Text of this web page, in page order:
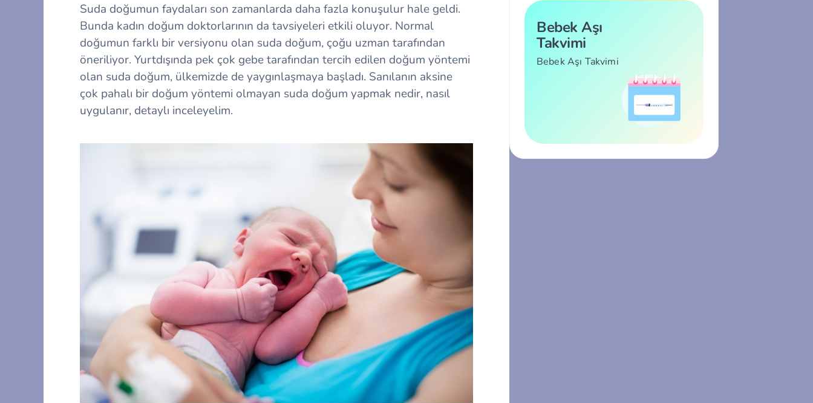
Suda doğumun faydaları son zamanlarda daha fazla konuşulur hale geldi.
Bunda kadın doğum doktorlarının da tavsiyeleri etkili oluyor. Normal
doğumun farklı bir versiyonu olan suda doğum, çoğu uzman tarafından
öneriliyor. Yurtdışında pek çok gebe tarafından tercih edilen doğum yöntemi
olan suda doğum, ülkemizde de yaygınlaşmaya başladı. Sanılanın aksine
çok pahalı bir doğum yöntemi olmayan suda doğum yapmak nedir, nasıl
uygulanır, detaylı inceleyelim.
Bebek Aşı
Takvimi
Bebek Aşı Takvimi